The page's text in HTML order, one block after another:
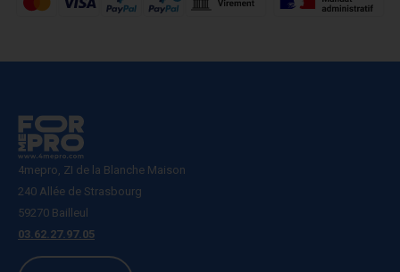
4mepro, ZI de la Blanche Maison
240 Allée de Strasbourg
59270 Bailleul
03.62.27.97.05